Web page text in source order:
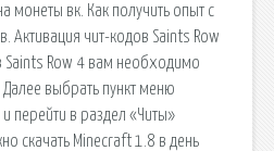
монеты вк. Как получить опыт с
Активация чит-кодов Saints Row
Saints Row 4 вам необходимо
Далее выбрать пункт меню
перейти в раздел «Читы»
скачать Minecraft 1.8 в день